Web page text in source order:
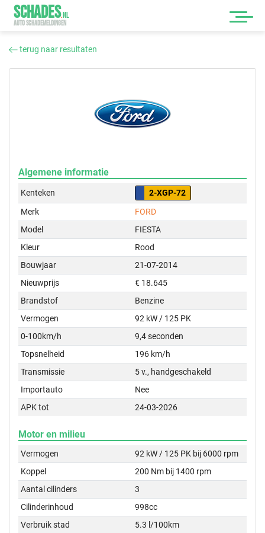
SCHADES.NL
AUTO SCHADEMELDINGEN
terug naar resultaten
Algemene informatie
Kenteken
2-XGP-72
Merk
FORD
Model
FIESTA
Kleur
Rood
Bouwjaar
21-07-2014
Nieuwprijs
€ 18.645
Brandstof
Benzine
Vermogen
92 kW / 125 PK
0-100km/h
9,4 seconden
Topsnelheid
196 km/h
Transmissie
5 v., handgeschakeld
Importauto
Nee
APK tot
24-03-2026
Motor en milieu
Vermogen
92 kW / 125 PK bij 6000 rpm
Koppel
200 Nm bij 1400 rpm
Aantal cilinders
3
Cilinderinhoud
998cc
Verbruik stad
5.3 l/100km